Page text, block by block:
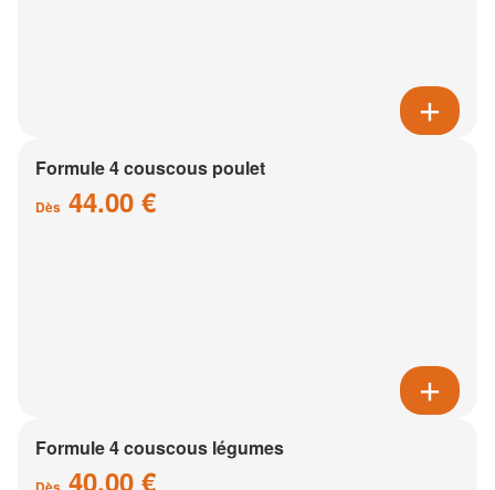
Formule 4 couscous poulet
Dès 44.00 €
Formule 4 couscous légumes
40.00 €